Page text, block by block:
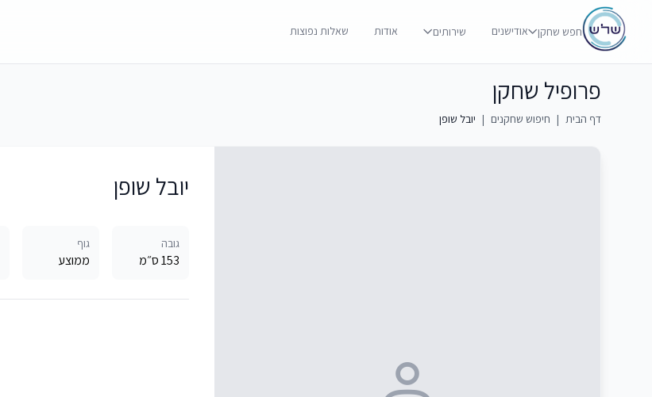
חפש שחקן אודישנים שירותים אודות שאלות נפוצות
פרופיל שחקן
דף הבית | חיפוש שחקנים | יובל שופן
יובל שופן
גובה
153 ס״מ
גוף
ממוצע